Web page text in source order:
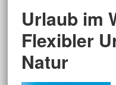
Urlaub im
Flexibler
Natur